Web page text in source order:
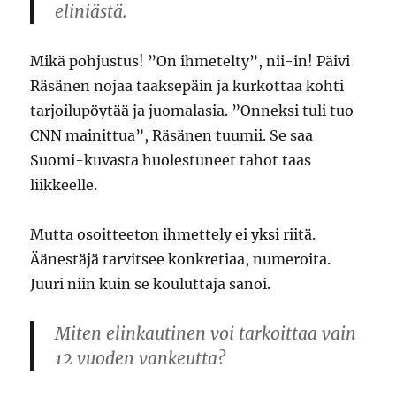
eliniästä.
Mikä pohjustus! ”On ihmetelty”, nii-in! Päivi
Räsänen nojaa taaksepäin ja kurkottaa kohti
tarjoilupöytää ja juomalasia. ”Onneksi tuli tuo
CNN mainittua”, Räsänen tuumii. Se saa
Suomi-kuvasta huolestuneet tahot taas
liikkeelle.
Mutta osoitteeton ihmettely ei yksi riitä.
Äänestäjä tarvitsee konkretiaa, numeroita.
Juuri niin kuin se kouluttaja sanoi.
Miten elinkautinen voi tarkoittaa vain
12 vuoden vankeutta?